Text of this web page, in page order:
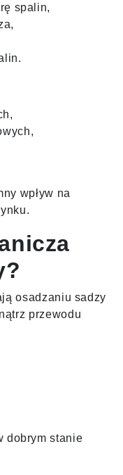
spalin,
wpływ na
osadzaniu sadzy
przewodu
dobrym stanie